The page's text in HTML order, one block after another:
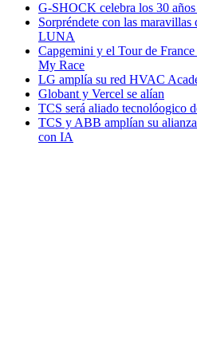
G-SHOCK celebra los 30
Sorpréndete con las
LUNA
Capgemini y el Tour de
My Race
LG amplía su red HVAC
Globant y Vercel se alían
TCS será aliado tecnolóogico
TCS y ABB amplían su
con IA